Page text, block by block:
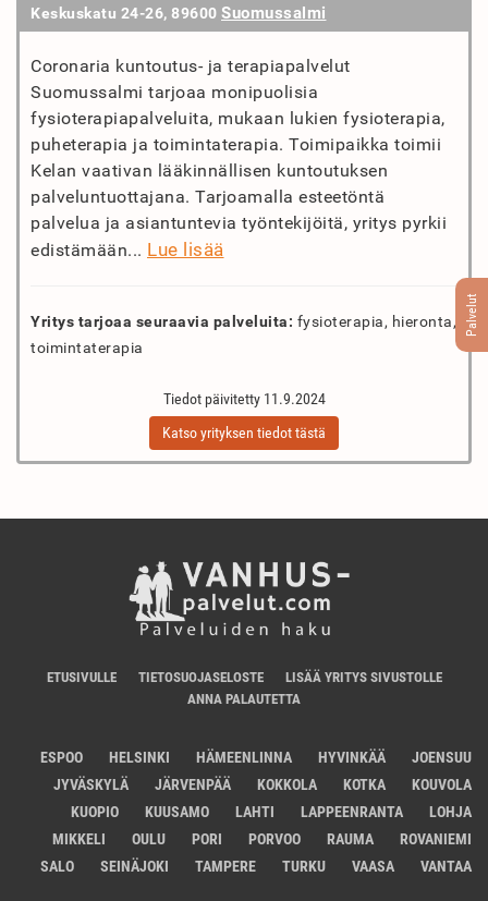
Palvelut
Keskuskatu 24-26, 89600 Suomussalmi
Coronaria kuntoutus- ja terapiapalvelut
Suomussalmi tarjoaa monipuolisia
fysioterapiapalveluita, mukaan lukien fysioterapia,
puheterapia ja toimintaterapia. Toimipaikka toimii
Kelan vaativan lääkinnällisen kuntoutuksen
palveluntuottajana. Tarjoamalla esteetöntä
palvelua ja asiantuntevia työntekijöitä, yritys pyrkii
edistämään... Lue lisää
Yritys tarjoaa seuraavia palveluita: fysioterapia, hieronta,
toimintaterapia
Tiedot päivitetty 11.9.2024
Katso yrityksen tiedot tästä
ETUSIVULLE TIETOSUOJASELOSTE
LISÄÄ YRITYS SIVUSTOLLE
ANNA PALAUTETTA
ESPOO HELSINKI HÄMEENLINNA HYVINKÄÄ
JOENSUU
JYVÄSKYLÄ
JÄRVENPÄÄ KOKKOLA KOTKA
KOUVOLA
KUOPIO
KUUSAMO LAHTI LAPPEENRANTA
LOHJA
MIKKELI
OULU PORI PORVOO RAUMA
ROVANIEMI
SALO
SEINÄJOKI TAMPERE TURKU VAASA VANTAA